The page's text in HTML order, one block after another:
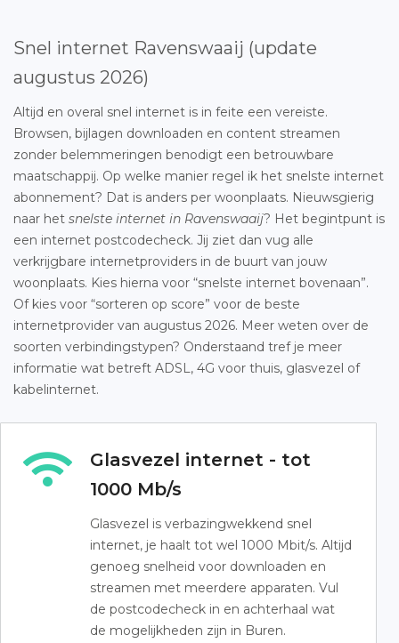
Snel internet Ravenswaaij (update
augustus 2026)
Altijd en overal snel internet is in feite een vereiste.
Browsen, bijlagen downloaden en content streamen
zonder belemmeringen benodigt een betrouwbare
maatschappij. Op welke manier regel ik het snelste internet
abonnement? Dat is anders per woonplaats. Nieuwsgierig
naar het snelste internet in Ravenswaaij? Het begintpunt is
een internet postcodecheck. Jij ziet dan vug alle
verkrijgbare internetproviders in de buurt van jouw
woonplaats. Kies hierna voor “snelste internet bovenaan”.
Of kies voor “sorteren op score” voor de beste
internetprovider van augustus 2026. Meer weten over de
soorten verbindingstypen? Onderstaand tref je meer
informatie wat betreft ADSL, 4G voor thuis, glasvezel of
kabelinternet.
Glasvezel internet - tot
1000 Mb/s
Glasvezel is verbazingwekkend snel
internet, je haalt tot wel 1000 Mbit/s. Altijd
genoeg snelheid voor downloaden en
streamen met meerdere apparaten. Vul
de postcodecheck in en achterhaal wat
de mogelijkheden zijn in Buren.